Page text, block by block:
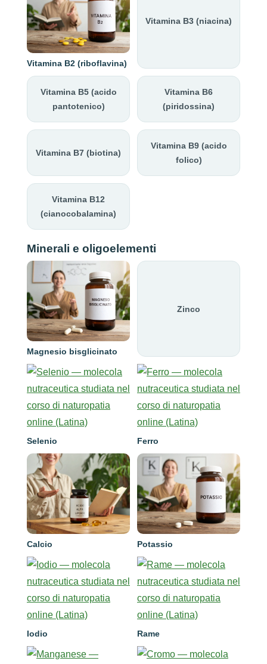
Vitamina B2 (riboflavina)
Vitamina B3 (niacina)
Vitamina B5 (acido
pantotenico)
Vitamina B6
(piridossina)
Vitamina B7 (biotina)
Vitamina B9 (acido
folico)
Vitamina B12
(cianocobalamina)
Minerali e oligoelementi
Magnesio bisglicinato
Zinco
Selenio Ferro
Calcio Potassio
Iodio Rame